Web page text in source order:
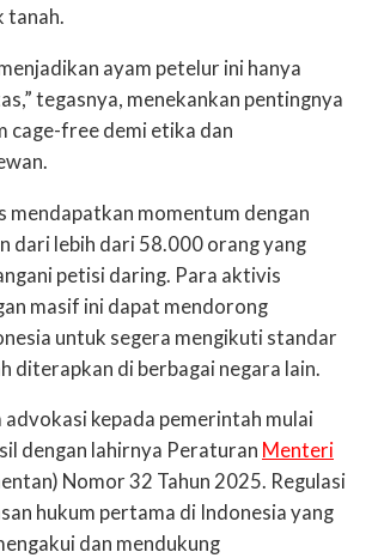
tanah.
ayam petelur ini hanya
tegasnya, menekankan pentingnya
cage-free demi etika dan
mendapatkan momentum dengan
dari lebih dari 58.000 orang yang
petisi daring. Para aktivis
masif ini dapat mendorong
untuk segera mengikuti standar
diterapkan di berbagai negara lain.
advokasi kepada pemerintah mulai
dengan lahirnya Peraturan Menteri
Nomor 32 Tahun 2025. Regulasi
hukum pertama di Indonesia yang
dan mendukung